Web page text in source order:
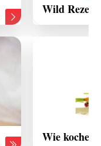
Wild
Wie koche